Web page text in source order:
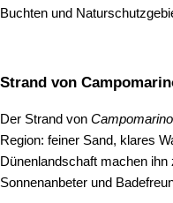
Buchten und
Strand von
Der Strand von Campomarino
Region: feiner Sand, klares
Dünenlandschaft machen
Sonnenanbeter und